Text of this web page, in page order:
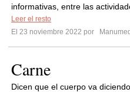
informativas, entre las
Leer el resto
El 23 noviembre 2022 por
Carne
Dicen que el cuerpo va